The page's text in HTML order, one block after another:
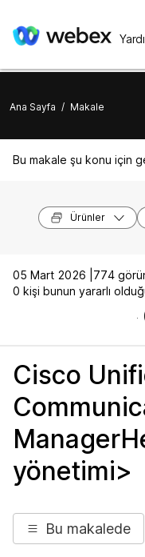
Ana Sayfa / Makale
Bu makale şu konu için
Ürünler
05 Mart 2026 | 774
0 kişi bunun yararlı
Cisco
yönetimi>
Bu makalede